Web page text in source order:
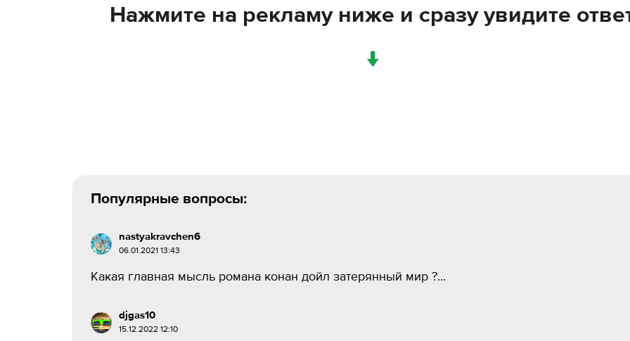
Нажмите на рекламу ниже и сразу увидите
↓
Популярные вопросы:
nastyakravchen6
06.01.2021 13:43
Какая главная мысль романа конан дойл затерянный мир ?...
djgas10
15.12.2022 12:10